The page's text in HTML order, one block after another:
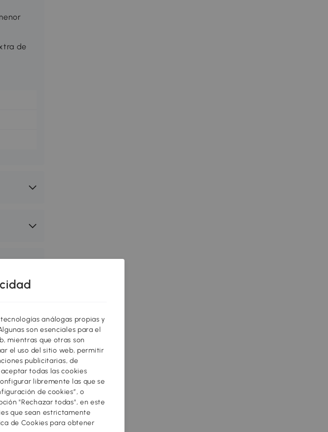
de
o
tu
análogas propias y
son esenciales para el
mientras que otras son
el uso del sitio web, permitir
publicitarias, de
todas las cookies
libremente las que se
de cookies”, o
"Rechazar todas", en este
que sean estrictamente
de Cookies para obtener